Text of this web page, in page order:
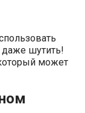
шутить!
может